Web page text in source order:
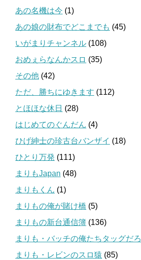
あの名機は今 (1)
あの娘の財布でどこまでも (45)
いがまりチャンネル (108)
おめぇらなんかスロ (35)
その他 (42)
ただ、勝ちにゆきます (112)
とほほな休日 (28)
はじめてのぐんだん (4)
ひげ紳士の珍古台バンザイ (18)
ひとり万発 (111)
まりもJapan (48)
まりもくん (1)
まりもの俺が賭け橋 (5)
まりもの新台通信簿 (136)
まりも・バッチの俺たちタッグだろ
まりも・レビンのスロ猿 (85)